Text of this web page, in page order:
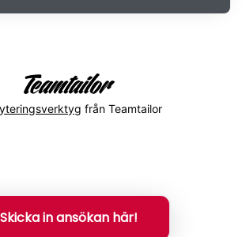
Skicka in ansökan här!
från Teamtailor